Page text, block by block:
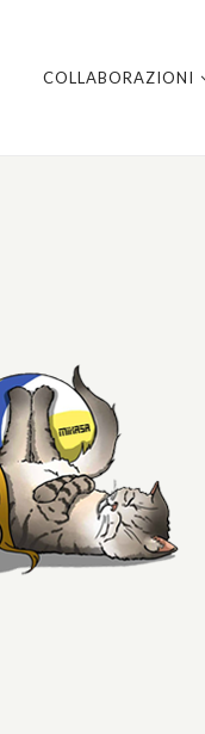
COLLABORAZIONI